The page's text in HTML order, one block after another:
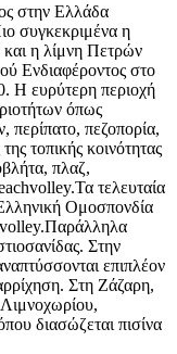
στην Ελλάδα
συγκεκριμένα η
και η λίμνη Πετρών
Ενδιαφέροντος στο
Η ευρύτερη περιοχή
όπως
περίπατο, πεζοπορία,
τοπικής κοινότητας
πλαζ,
τελευταία
Ομοσπονδία
Στην
επιπλέον
Στη Ζάζαρη,
διασώζεται πισίνα